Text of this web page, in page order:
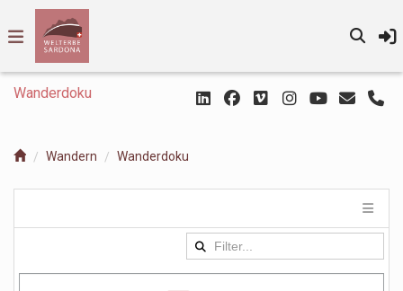
Wanderdoku
Wandern Wanderdoku